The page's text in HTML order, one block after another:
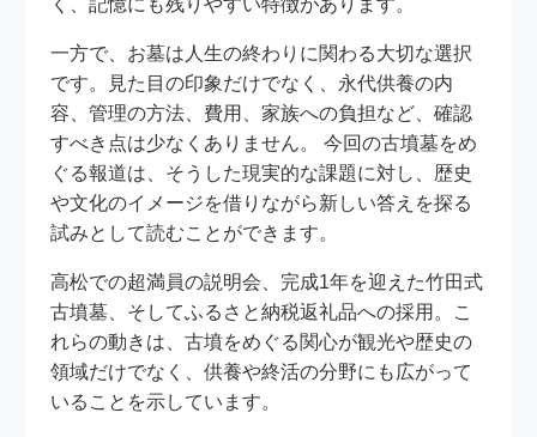
一方で、お墓は人生の終わりに関わる大切な選択
です。見た目の印象だけでなく、永代供養の内
容、管理の方法、費用、家族への負担など、確認
すべき点は少なくありません。 今回の古墳墓をめ
ぐる報道は、そうした現実的な課題に対し、歴史
や文化のイメージを借りながら新しい答えを探る
試みとして読むことができます。
高松での超満員の説明会、完成1年を迎えた竹田式
古墳墓、そしてふるさと納税返礼品への採用。こ
れらの動きは、古墳をめぐる関心が観光や歴史の
領域だけでなく、供養や終活の分野にも広がって
いることを示しています。